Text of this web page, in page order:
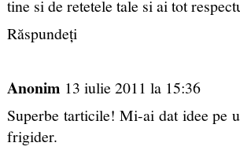
tine si de retetele tale si ai tot
Răspundeți
Anonim 13 iulie 2011 la 15:36
Superbe tarticile! Mi-ai dat idee pe
frigider.